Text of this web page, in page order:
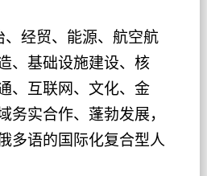
经贸、能源、航空航
、基础设施建设、核
、互联网、文化、金
务实合作、蓬勃发展，
多语的国际化复合型人